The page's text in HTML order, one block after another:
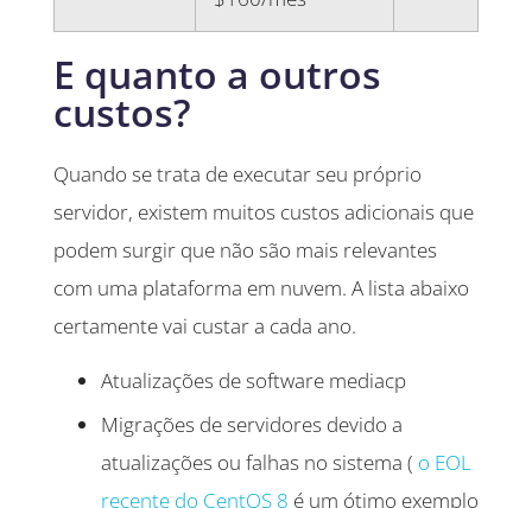
E quanto a outros
custos?
Quando se trata de executar seu próprio
servidor, existem muitos custos adicionais que
podem surgir que não são mais relevantes
com uma plataforma em nuvem. A lista abaixo
certamente vai custar a cada ano.
Atualizações de software mediacp
Migrações de servidores devido a
atualizações ou falhas no sistema ( o EOL
recente do CentOS 8 é um ótimo exemplo